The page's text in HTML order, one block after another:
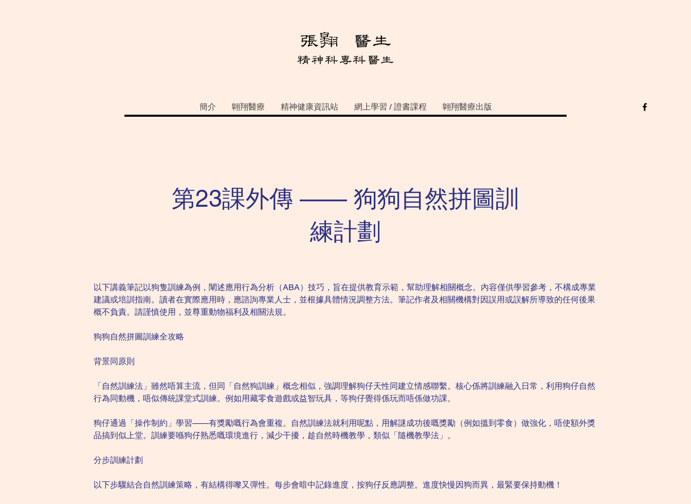
簡介 翺翔醫療 精神健康資訊站 網上學習 / 證書課程 翺翔醫療出版
第23課外傳 —— 狗狗自然拼圖訓
練計劃
以下講義筆記以狗隻訓練為例，闡述應用行為分析（ABA）技巧，旨在提供教育示範，幫助理解相關概念。內容僅供學習參考，不構成專業
建議或培訓指南。讀者在實際應用時，應諮詢專業人士，並根據具體情況調整方法。筆記作者及相關機構對因誤用或誤解所導致的任何後果
概不負責。請謹慎使用，並尊重動物福利及相關法規。
狗狗自然拼圖訓練全攻略
背景同原則
「自然訓練法」雖然唔算主流，但同「自然狗訓練」概念相似，強調理解狗仔天性同建立情感聯繫。核心係將訓練融入日常，利用狗仔自然
行為同動機，唔似傳統課堂式訓練。例如用藏零食遊戲或益智玩具，等狗仔覺得係玩而唔係做功課。
狗仔通過「操作制約」學習——有獎勵嘅行為會重複。自然訓練法就利用呢點，用解謎成功後嘅獎勵（例如搵到零食）做強化，唔使額外獎
品搞到似上堂。訓練要喺狗仔熟悉嘅環境進行，減少干擾，趁自然時機教學，類似「隨機教學法」。
分步訓練計劃
以下步驟結合自然訓練策略，有結構得嚟又彈性。每步會暗中記錄進度，按狗仔反應調整。進度快慢因狗而異，最緊要保持動機！